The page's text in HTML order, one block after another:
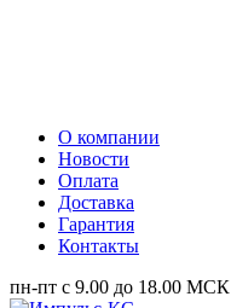
О компании
Новости
Оплата
Доставка
Гарантия
Контакты
пн-пт с 9.00 до 18.00 МСК